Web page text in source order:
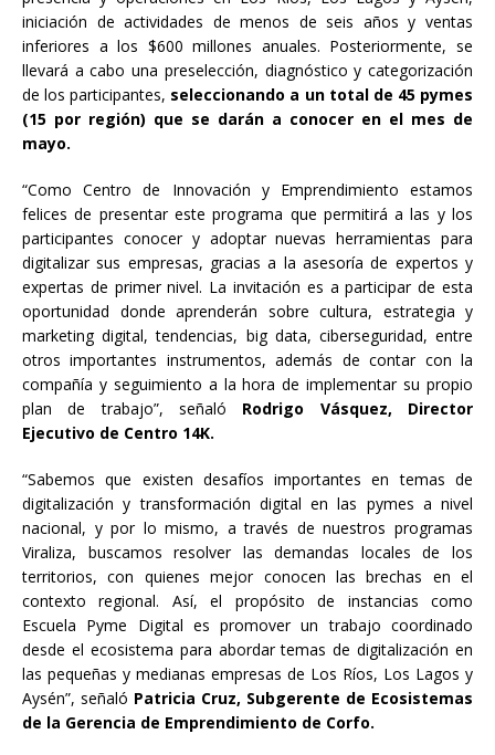
iniciación de actividades de menos de seis años y ventas
inferiores a los $600 millones anuales. Posteriormente, se
llevará a cabo una preselección, diagnóstico y categorización
de los participantes, seleccionando a un total de 45 pymes
(15 por región) que se darán a conocer en el mes de
mayo.
“Como Centro de Innovación y Emprendimiento estamos
felices de presentar este programa que permitirá a las y los
participantes conocer y adoptar nuevas herramientas para
digitalizar sus empresas, gracias a la asesoría de expertos y
expertas de primer nivel. La invitación es a participar de esta
oportunidad donde aprenderán sobre cultura, estrategia y
marketing digital, tendencias, big data, ciberseguridad, entre
otros importantes instrumentos, además de contar con la
compañía y seguimiento a la hora de implementar su propio
plan de trabajo”, señaló Rodrigo Vásquez, Director
Ejecutivo de Centro 14K.
“Sabemos que existen desafíos importantes en temas de
digitalización y transformación digital en las pymes a nivel
nacional, y por lo mismo, a través de nuestros programas
Viraliza, buscamos resolver las demandas locales de los
territorios, con quienes mejor conocen las brechas en el
contexto regional. Así, el propósito de instancias como
Escuela Pyme Digital es promover un trabajo coordinado
desde el ecosistema para abordar temas de digitalización en
las pequeñas y medianas empresas de Los Ríos, Los Lagos y
Aysén”, señaló Patricia Cruz, Subgerente de Ecosistemas
de la Gerencia de Emprendimiento de Corfo.